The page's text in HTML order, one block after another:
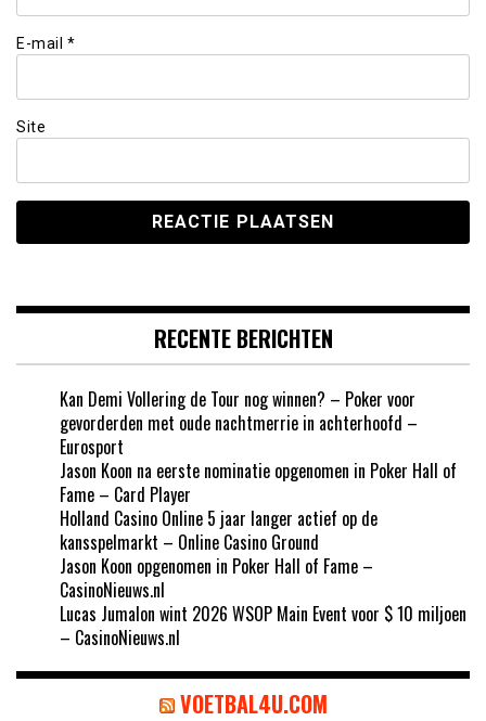
E-mail *
Site
RECENTE BERICHTEN
Kan Demi Vollering de Tour nog winnen? – Poker voor
gevorderden met oude nachtmerrie in achterhoofd –
Eurosport
Jason Koon na eerste nominatie opgenomen in Poker Hall of
Fame – Card Player
Holland Casino Online 5 jaar langer actief op de
kansspelmarkt – Online Casino Ground
Jason Koon opgenomen in Poker Hall of Fame –
CasinoNieuws.nl
Lucas Jumalon wint 2026 WSOP Main Event voor $ 10 miljoen
– CasinoNieuws.nl
VOETBAL4U.COM